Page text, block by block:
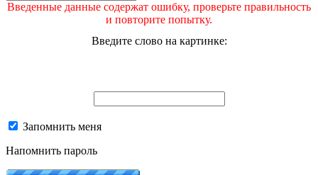
Введенные данные содержат ошибку, проверьте правильность
и повторите попытку.
Введите слово на картинке:
Запомнить меня
Напомнить пароль